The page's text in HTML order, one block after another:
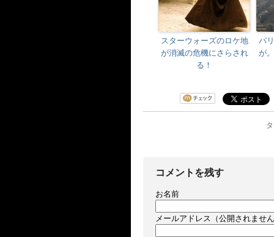
スターウォーズのロケ地
が消滅の危機にさらされ
る！
パ
が
コメントを残す
お名前
メールアドレス（公開されませ